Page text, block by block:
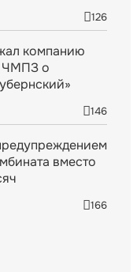
126
компанию
ЧМПЗ о
146
вместо
166